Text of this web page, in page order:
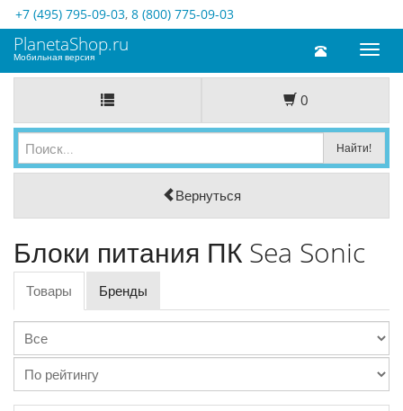
+7 (495) 795-09-03, 8 (800) 775-09-03
Toggle
PlanetaShop.ru
Мобильная версия
0
Вернуться
Блоки питания ПК Sea Sonic
Товары Бренды